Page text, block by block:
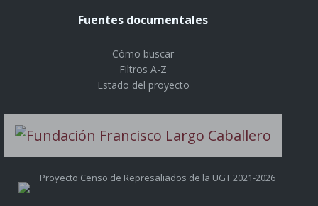
Fuentes documentales
Cómo buscar
Filtros A-Z
Estado del proyecto
Proyecto Censo de Represaliados de la UGT 2021-2026